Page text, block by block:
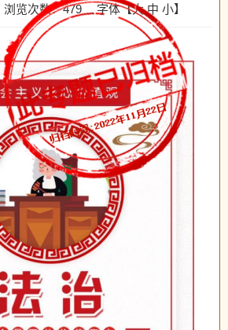
浏览次数：479 字体【大 中 小】